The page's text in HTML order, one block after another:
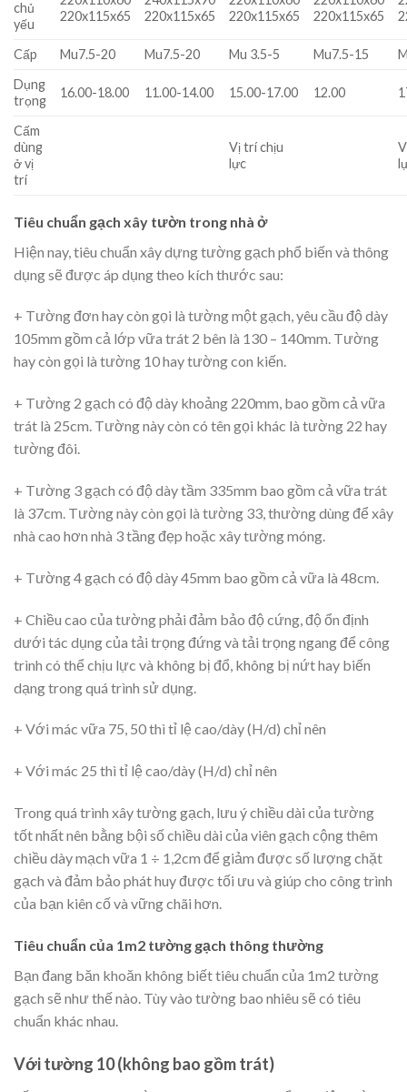
chủ
yếu
220x115x65
220x115x65
220x115x65
220x115x65
Cấp Mu7.5-20 Mu7.5-20 Mu 3.5-5 Mu7.5-15
Dụng
trọng
16.00-18.00 11.00-14.00 15.00-17.00 12.00
Cấm
dùng
ở vị
trí
Vị trí chịu
lực
Tiêu chuẩn gạch xây tườn trong nhà ở
Hiện nay, tiêu chuẩn xây dựng tường gạch phổ biến và thông
dụng sẽ được áp dụng theo kích thước sau:
+ Tường đơn hay còn gọi là tường một gạch, yêu cầu độ dày
105mm gồm cả lớp vữa trát 2 bên là 130 – 140mm. Tường
hay còn gọi là tường 10 hay tường con kiến.
+ Tường 2 gạch có độ dày khoảng 220mm, bao gồm cả vữa
trát là 25cm. Tường này còn có tên gọi khác là tường 22 hay
tường đôi.
+ Tường 3 gạch có độ dày tầm 335mm bao gồm cả vữa trát
là 37cm. Tường này còn gọi là tường 33, thường dùng để xây
nhà cao hơn nhà 3 tầng đẹp hoặc xây tường móng.
+ Tường 4 gạch có độ dày 45mm bao gồm cả vữa là 48cm.
+ Chiều cao của tường phải đảm bảo độ cứng, độ ổn định
dưới tác dụng của tải trọng đứng và tải trọng ngang để công
trình có thể chịu lực và không bị đổ, không bị nứt hay biến
dạng trong quá trình sử dụng.
+ Với mác vữa 75, 50 thì tỉ lệ cao/dày (H/d) chỉ nên
+ Với mác 25 thì tỉ lệ cao/dày (H/d) chỉ nên
Trong quá trình xây tường gạch, lưu ý chiều dài của tường
tốt nhất nên bằng bội số chiều dài của viên gạch cộng thêm
chiều dày mạch vữa 1 ÷ 1,2cm để giảm được số lượng chặt
gạch và đảm bảo phát huy được tối ưu và giúp cho công trình
của bạn kiên cố và vững chãi hơn.
Tiêu chuẩn của 1m2 tường gạch thông thường
Bạn đang băn khoăn không biết tiêu chuẩn của 1m2 tường
gạch sẽ như thế nào. Tùy vào tường bao nhiêu sẽ có tiêu
chuẩn khác nhau.
Với tường 10 (không bao gồm trát)